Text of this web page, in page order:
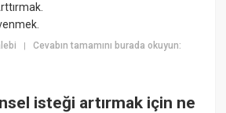
|Cevabın tamamını burada okuyun:
isteği artırmak için ne